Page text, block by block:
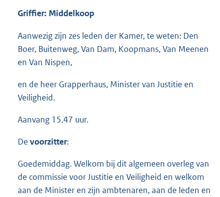
Griffier: Middelkoop
Aanwezig zijn zes leden der Kamer, te weten: Den
Boer, Buitenweg, Van Dam, Koopmans, Van Meenen
en Van Nispen,
en de heer Grapperhaus, Minister van Justitie en
Veiligheid.
Aanvang 15.47 uur.
De voorzitter:
Goedemiddag. Welkom bij dit algemeen overleg van
de commissie voor Justitie en Veiligheid en welkom
aan de Minister en zijn ambtenaren, aan de leden en